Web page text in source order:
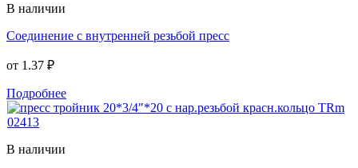
В наличии
Соединение с внутренней резьбой пресс
от 1.37 ₽
Подробнее
В наличии